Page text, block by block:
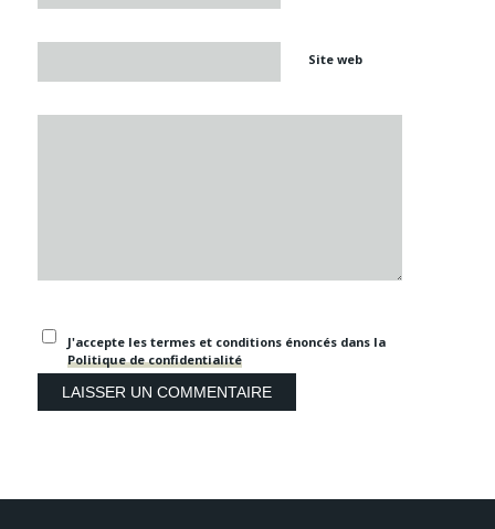
Site web
J'accepte les termes et conditions énoncés dans la
Politique de confidentialité